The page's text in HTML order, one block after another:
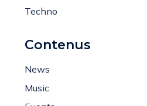
Techno
Contenus
News
Music